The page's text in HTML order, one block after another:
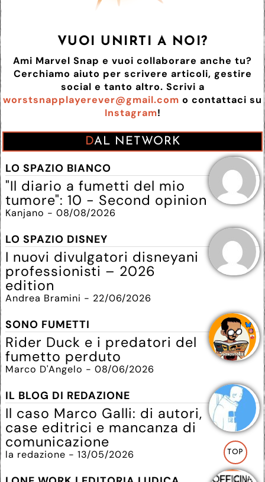
VUOI UNIRTI A NOI?
Ami Marvel Snap e vuoi collaborare anche tu?
Cerchiamo aiuto per scrivere articoli, gestire
social e tanto altro. Scrivi a
worstsnapplayerever@gmail.com o contattaci su
Instagram!
DAL NETWORK
LO SPAZIO BIANCO
"Il diario a fumetti del mio
tumore": 10 - Second opinion
Kanjano - 08/08/2026
LO SPAZIO DISNEY
I nuovi divulgatori disneyani
professionisti – 2026
edition
Andrea Bramini - 22/06/2026
SONO FUMETTI
Rider Duck e i predatori del
fumetto perduto
Marco D'Angelo - 08/06/2026
IL BLOG DI REDAZIONE
Il caso Marco Galli: di autori,
case editrici e mancanza di
comunicazione
la redazione - 13/05/2026 TOP